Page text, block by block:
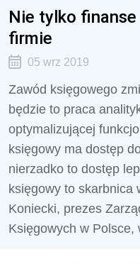
Nie tylko
firmie
05 wrz 2019
Zawód księgowego
będzie to praca
optymalizującej
księgowy ma dostęp
nierzadko to dostęp
księgowy to skarbnica
Koniecki, prezes
Księgowych w Polsce,